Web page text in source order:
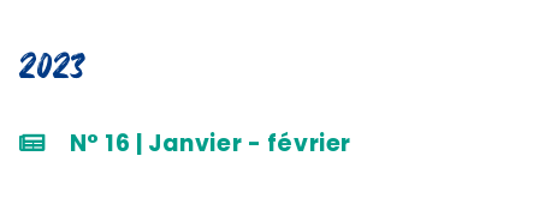
2023
N° 16 | Janvier - février